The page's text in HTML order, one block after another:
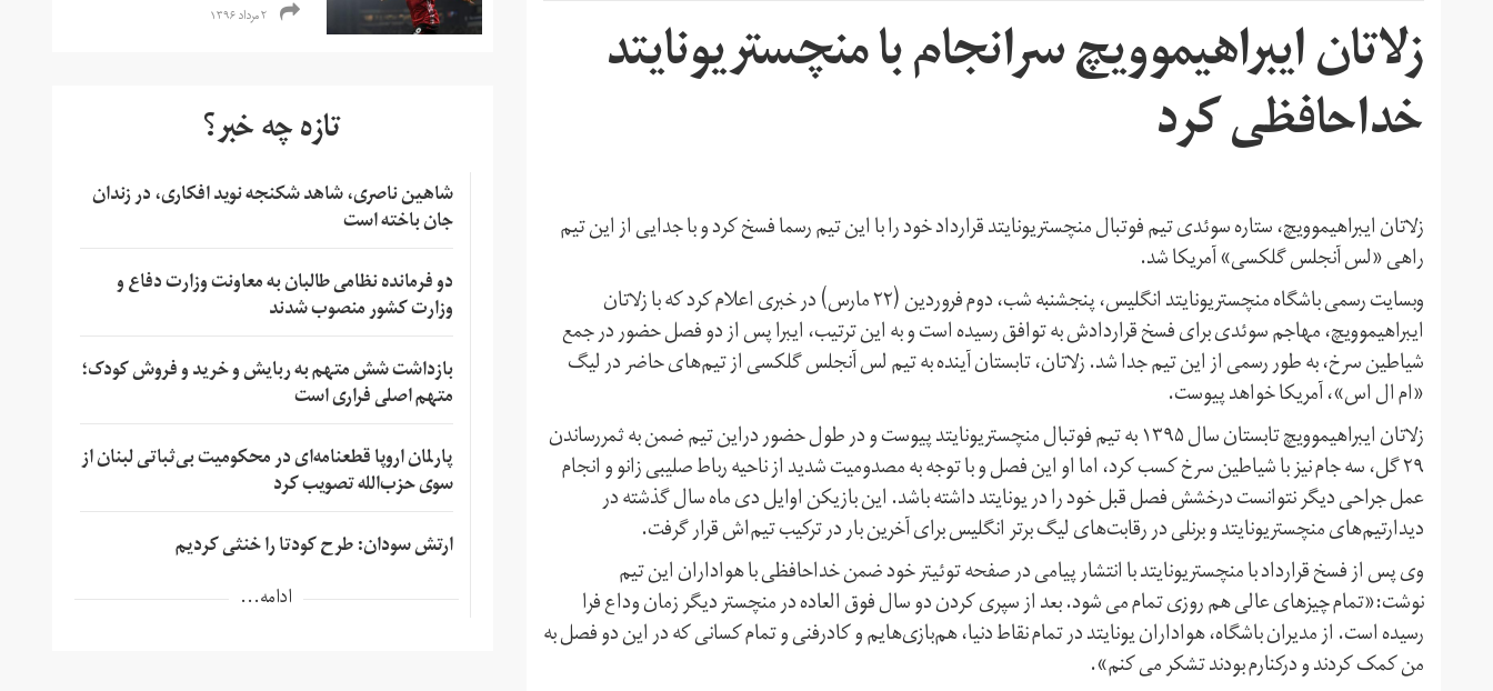
زلاتان ایبراهیموویچ سرانجام با منچستریونایتد
خداحافظی کرد
زلاتان ایبراهیموویچ، ستاره سوئدی تیم فوتبال منچستریونایتد قرارداد خود را با این تیم رسما فسخ کرد و با جدایی از این تیم
راهی «لس آنجلس گلکسی» آمریکا شد.
وبسایت رسمی باشگاه منچستریونایتد انگلیس، پنجشنبه شب، دوم فروردین (۲۲ مارس) در خبری اعلام کرد که با زلاتان
ایبراهیموویچ، مهاجم سوئدی برای فسخ قراردادش به توافق رسیده است و به این ترتیب، ایبرا پس از دو فصل حضور در جمع
شیاطین سرخ، به طور رسمی از این تیم جدا شد. زلاتان، تابستان آینده به تیم لس آنجلس گلکسی از تیم‌های حاضر در لیگ
«ام ال اس»، آمریکا خواهد پیوست.
زلاتان ایبراهیموویچ تابستان سال ۱۳۹۵ به تیم فوتبال منچستریونایتد پیوست و در طول حضور دراین تیم ضمن به ثمررساندن
۲۹ گل، سه جام نیز با شیاطین سرخ کسب کرد، اما او این فصل و با توجه به مصدومیت شدید از ناحیه رباط صلیبی زانو و انجام
عمل جراحی دیگر نتوانست درخشش فصل قبل خود را در یونایتد داشته باشد. این بازیکن اوایل دی ماه سال گذشته در
دیدارتیم‌های منچستریونایتد و برنلی در رقابت‌های لیگ برتر انگلیس برای آخرین بار در ترکیب تیم‌اش قرار گرفت.
وی پس از فسخ قرارداد با منچستریونایتد با انتشار پیامی در صفحه توئیتر خود ضمن خداحافظی با هواداران این تیم
نوشت:«تمام چیزهای عالی هم روزی تمام می شود. بعد از سپری کردن دو سال فوق العاده در منچستر دیگر زمان وداع فرا
رسیده است. از مدیران باشگاه، هواداران یونایتد در تمام نقاط دنیا، هم‌بازی‌هایم و کادرفنی و تمام کسانی که در این دو فصل به
من کمک کردند و درکنارم بودند تشکر می کنم».
۲ مرداد ۱۳۹۶
تازه چه خبر؟
شاهین ناصری، شاهد شکنجه نوید افکاری، در زندان
جان باخته است
دو فرمانده نظامی طالبان به معاونت وزارت دفاع و
وزارت کشور منصوب شدند
بازداشت شش متهم به ربایش و خرید و فروش کودک؛
متهم اصلی فراری است
پارلمان اروپا قطعنامه‌ای در محکومیت بی‌ثباتی لبنان از
سوی حزب‌الله تصویب کرد
ارتش سودان: طرح کودتا را خنثی کردیم
ادامه...